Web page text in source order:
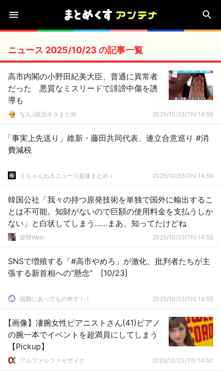
ニュース 2025/10/23 の記事一覧
高市内閣の小野田紀美大臣、普通に異常者
だった 悪質なミスリードで誹謗中傷を誘
導も
なんJ政治ネタまとめ 2025/10/23(Th) 14:59
「事実上先送り」維新・藤田共同代表、連立合意巡り #消
費減税
２ちゃんねるニュース超速まとめ＋ 2025/10/23(Th) 14:59
韓国公社「我々の持つ原発技術を単独で国外に輸出するこ
とは不可能。知財がないので巨額の使用料金を支払うしか
ない」と白状してしまう……まあ、知ってたけどね
楽韓Web 2025/10/23(Th) 14:55
SNSで増殖する「#高市やめろ」が激化、批判者たちが主
張する新首相への“懸念” [10/23]
国難にあってもの申す！！ 2025/10/23(Th) 14:55
【画像】凄腕女性ピアニストさん(41)ピアノ
の腕一本でイベントを超満員にしてしまう
【Pickup】
アルファルファモザイク 2025/10/23(Th) 14:50